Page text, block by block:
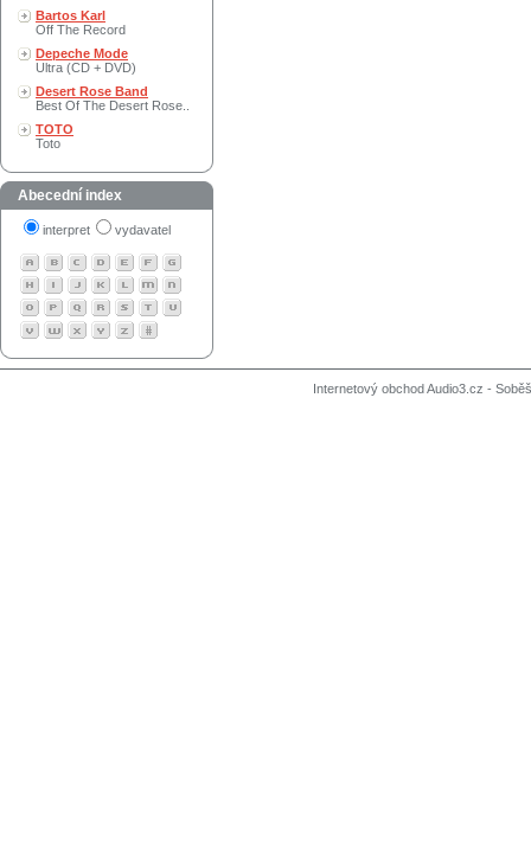
Bartos Karl
Off The Record
Depeche Mode
Ultra (CD + DVD)
Desert Rose Band
Best Of The Desert Rose..
TOTO
Toto
Abecední index
interpret vydavatel
Internetový obchod Audio3.cz -